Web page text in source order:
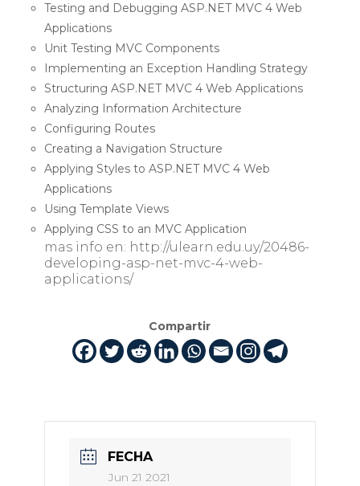
Testing and Debugging ASP.NET MVC 4 Web
Applications
Unit Testing MVC Components
Implementing an Exception Handling Strategy
Structuring ASP.NET MVC 4 Web Applications
Analyzing Information Architecture
Configuring Routes
Creating a Navigation Structure
Applying Styles to ASP.NET MVC 4 Web
Applications
Using Template Views
Applying CSS to an MVC Application
mas info en: http://ulearn.edu.uy/20486-
developing-asp-net-mvc-4-web-
applications/
Compartir
FECHA
Jun 21 2021